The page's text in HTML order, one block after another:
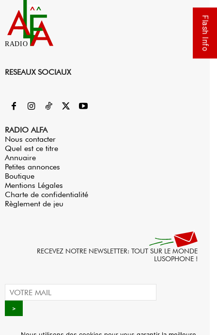
RADIO
RESEAUX SOCIAUX
RADIO ALFA
Nous contacter
Quel est ce titre
Annuaire
Petites annonces
Boutique
Mentions Légales
Charte de confidentialité
Règlement de jeu
RECEVEZ NOTRE NEWSLETTER: TOUT SUR LE MONDE
LUSOPHONE !
Flash Info